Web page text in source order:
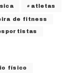
atletas
de fitness
físico